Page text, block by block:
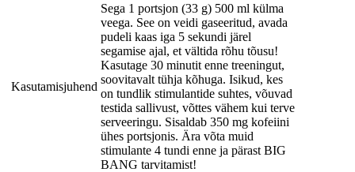
Kasutamisjuhend
Sega 1 portsjon (33 g) 500 ml külma
veega. See on veidi gaseeritud, avada
pudeli kaas iga 5 sekundi järel
segamise ajal, et vältida rõhu tõusu!
Kasutage 30 minutit enne treeningut,
soovitavalt tühja kõhuga. Isikud, kes
on tundlik stimulantide suhtes, võuvad
testida sallivust, võttes vähem kui terve
serveeringu. Sisaldab 350 mg kofeiini
ühes portsjonis. Ära võta muid
stimulante 4 tundi enne ja pärast BIG
BANG tarvitamist!